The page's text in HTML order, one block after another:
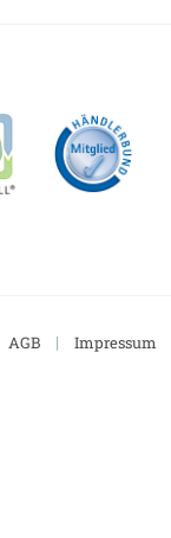
AGB | Impressum